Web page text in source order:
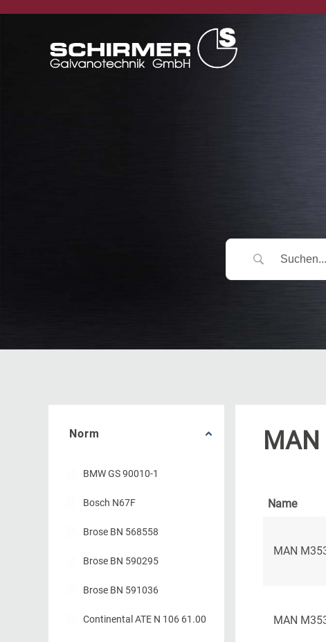
Norm
BMW GS 90010-1
Bosch N67F
Brose BN 568558
Brose BN 590295
Brose BN 591036
Continental ATE N 106 61.00
Name
MAN
MAN